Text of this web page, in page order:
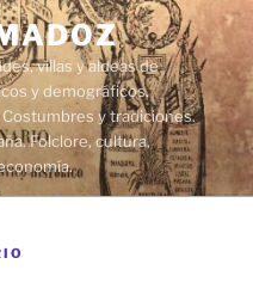
villas y aldeas de
y demográficos.
y tradiciones.
Folclore, cultura,